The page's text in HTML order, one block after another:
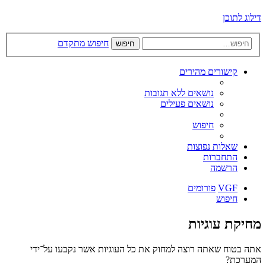
דילוג לתוכן
חיפוש חיפוש מתקדם
קישורים מהירים
נושאים ללא תגובות
נושאים פעילים
חיפוש
שאלות נפוצות
התחברות
הרשמה
VGF פורומים
חיפוש
מחיקת עוגיות
אתה בטוח שאתה רוצה למחוק את כל העוגיות אשר נקבעו על־ידי
המערכת?